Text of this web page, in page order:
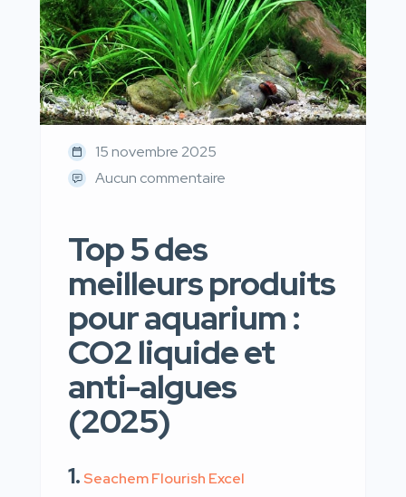
15 novembre 2025
Aucun commentaire
Top 5 des
meilleurs produits
pour aquarium :
CO2 liquide et
anti-algues
(2025)
1. Seachem Flourish Excel